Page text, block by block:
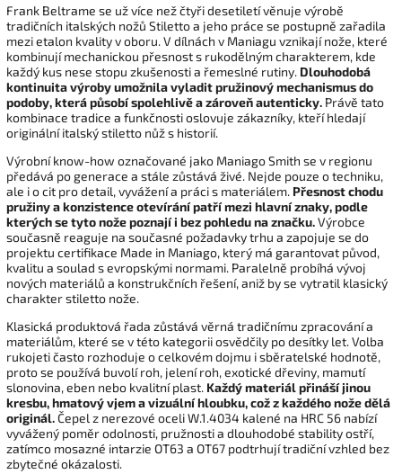
Frank Beltrame se už více než čtyři desetiletí věnuje výrobě
tradičních italských nožů Stiletto a jeho práce se postupně zařadila
mezi etalon kvality v oboru. V dílnách v Maniagu vznikají nože, které
kombinují mechanickou přesnost s rukodělným charakterem, kde
každý kus nese stopu zkušenosti a řemeslné rutiny. Dlouhodobá
kontinuita výroby umožnila vyladit pružinový mechanismus do
podoby, která působí spolehlivě a zároveň autenticky. Právě tato
kombinace tradice a funkčnosti oslovuje zákazníky, kteří hledají
originální italský stiletto nůž s historií.
Výrobní know-how označované jako Maniago Smith se v regionu
předává po generace a stále zůstává živé. Nejde pouze o techniku,
ale i o cit pro detail, vyvážení a práci s materiálem. Přesnost chodu
pružiny a konzistence otevírání patří mezi hlavní znaky, podle
kterých se tyto nože poznají i bez pohledu na značku.Výrobce
současně reaguje na současné požadavky trhu a zapojuje se do
projektu certifikace Made in Maniago, který má garantovat původ,
kvalitu a soulad s evropskými normami. Paralelně probíhá vývoj
nových materiálů a konstrukčních řešení, aniž by se vytratil klasický
charakter stiletto nože.
Klasická produktová řada zůstává věrná tradičnímu zpracování a
materiálům, které se v této kategorii osvědčily po desítky let. Volba
rukojeti často rozhoduje o celkovém dojmu i sběratelské hodnotě,
proto se používá buvolí roh, jelení roh, exotické dřeviny, mamutí
slonovina, eben nebo kvalitní plast. Každý materiál přináší jinou
kresbu, hmatový vjem a vizuální hloubku, což z každého nože dělá
originál.Čepel z nerezové oceli W.1.4034 kalené na HRC 56 nabízí
vyvážený poměr odolnosti, pružnosti a dlouhodobé stability ostří,
zatímco mosazné intarzie OT63 a OT67 podtrhují tradiční vzhled bez
zbytečné okázalosti.